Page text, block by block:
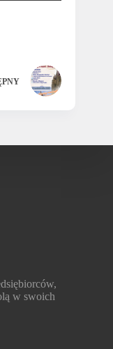
w swoich